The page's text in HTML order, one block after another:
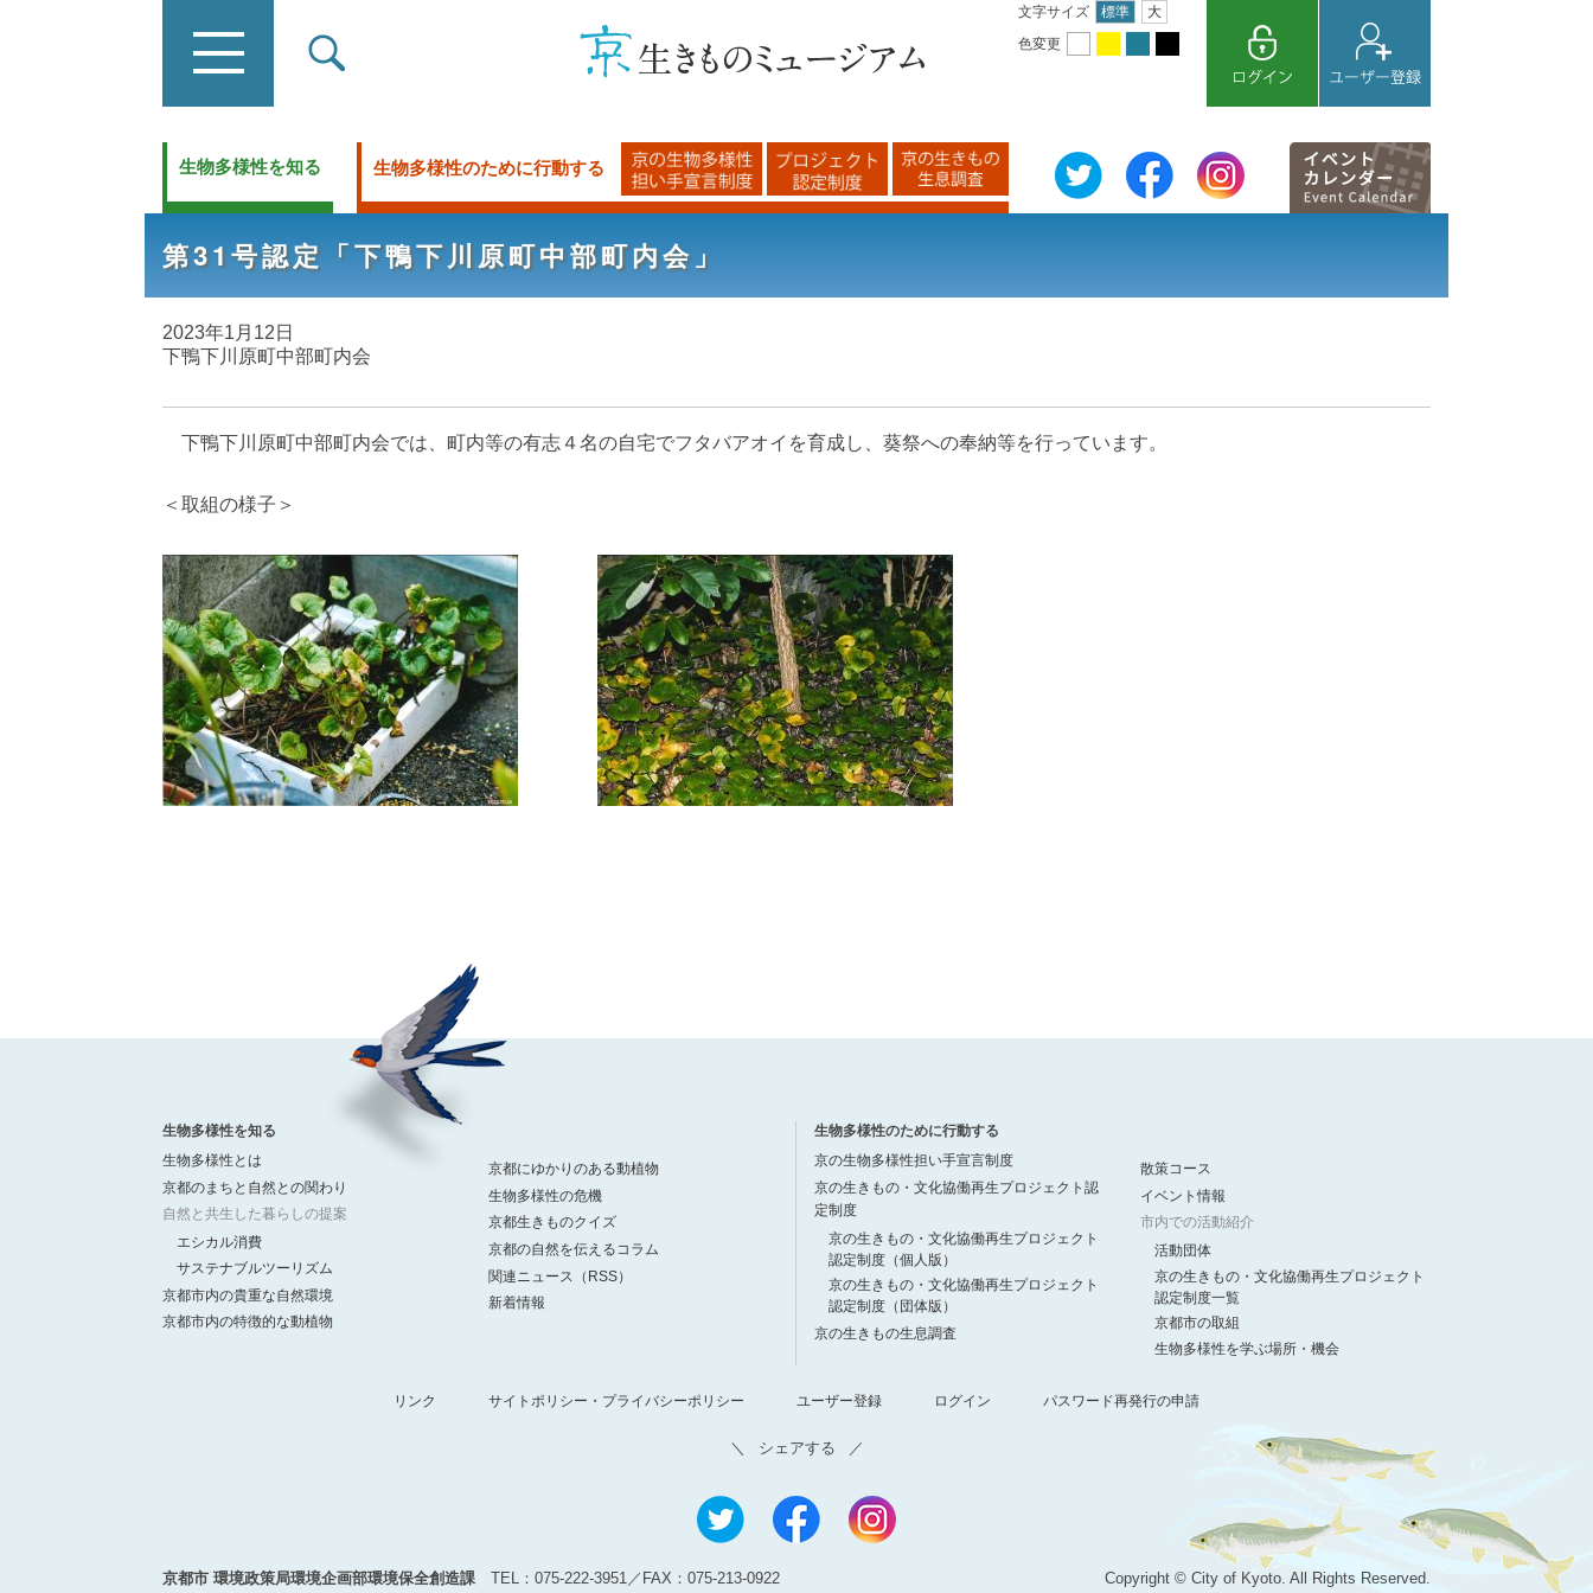
文字サイズ 標準 大
色変更
生物多様性を知る 生物多様性のために行動する
第31号認定「下鴨下川原町中部町内会」
2023年1月12日
下鴨下川原町中部町内会
下鴨下川原町中部町内会では、町内等の有志４名の自宅でフタバアオイを育成し、葵祭への奉納等を行っています。
＜取組の様子＞
生物多様性を知る
生物多様性とは
京都のまちと自然との関わり
自然と共生した暮らしの提案
エシカル消費
サステナブルツーリズム
京都市内の貴重な自然環境
京都市内の特徴的な動植物
京都にゆかりのある動植物
生物多様性の危機
京都生きものクイズ
京都の自然を伝えるコラム
関連ニュース（RSS）
新着情報
生物多様性のために行動する
京の生物多様性担い手宣言制度
京の生きもの・文化協働再生プロジェクト認
定制度
京の生きもの・文化協働再生プロジェクト
認定制度（個人版）
京の生きもの・文化協働再生プロジェクト
認定制度（団体版）
京の生きもの生息調査
散策コース
イベント情報
市内での活動紹介
活動団体
京の生きもの・文化協働再生プロジェクト
認定制度一覧
京都市の取組
生物多様性を学ぶ場所・機会
リンク サイトポリシー・プライバシーポリシー ユーザー登録 ログイン パスワード再発行の申請
シェアする
京都市 環境政策局環境企画部環境保全創造課 TEL：075-222‐3951／FAX：075-213-0922 Copyright © City of Kyoto. All Rights Reserved.